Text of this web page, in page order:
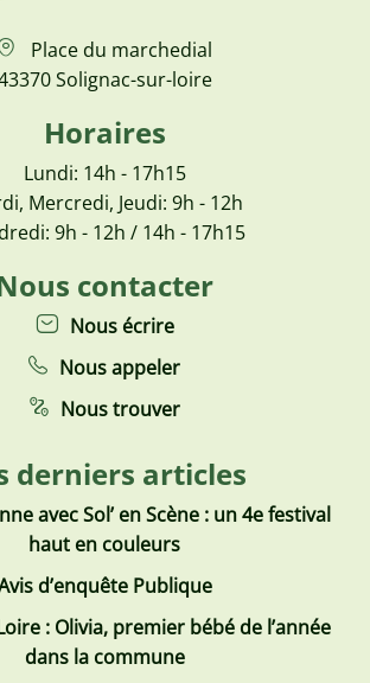
Place du marchedial
Solignac-sur-loire
Horaires
Lundi: 14h - 17h15
Mercredi, Jeudi: 9h - 12h
9h - 12h / 14h - 17h15
contacter
Nous écrire
Nous appeler
Nous trouver
derniers articles
avec Sol’ en Scène : un 4e festival
haut en couleurs
d’enquête Publique
: Olivia, premier bébé de l’année
dans la commune